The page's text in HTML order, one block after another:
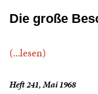
Die große
(...lesen)
Heft 241, Mai 1968